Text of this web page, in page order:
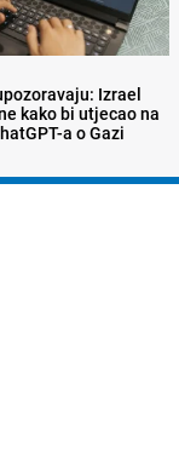
Izrael
kako bi utjecao na
a o Gazi